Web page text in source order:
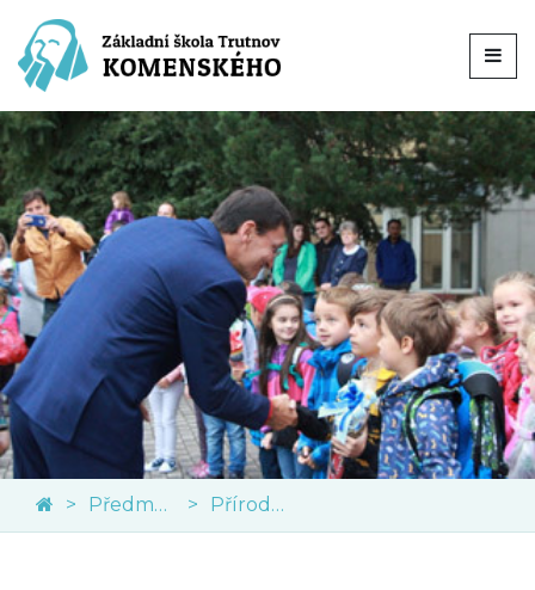
Předměty Přírodní vědy